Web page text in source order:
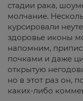
стадии рака,
молчание.
курсировали
здоровье иконы
напомним,
почками и даже
открытую
но в этот раз он,
каких-либо